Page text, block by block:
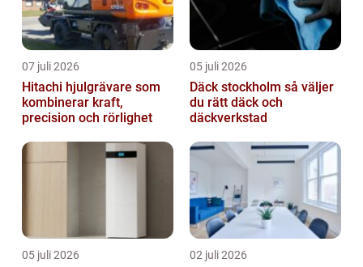
07 juli 2026
Hitachi hjulgrävare som
kombinerar kraft,
precision och rörlighet
05 juli 2026
Däck stockholm så väljer
du rätt däck och
däckverkstad
05 juli 2026 02 juli 2026